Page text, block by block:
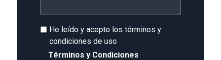
He leído y acepto los términos y
condiciones de uso
Términos y Condiciones